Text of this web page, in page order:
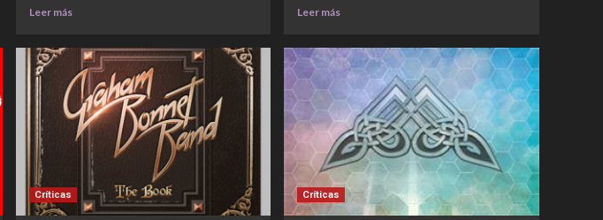
Leer más Leer más
Críticas Críticas